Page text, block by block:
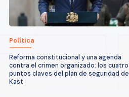
Política
Reforma constitucional y una agenda
contra el crimen organizado: los cuatro
puntos claves del plan de seguridad de
Kast